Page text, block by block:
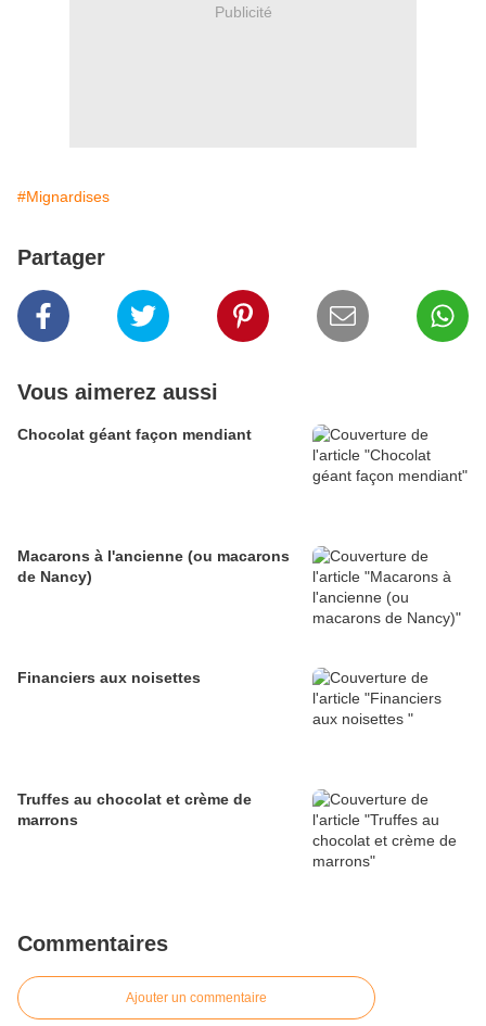
Publicité
#Mignardises
Partager
Vous aimerez aussi
Chocolat géant façon mendiant
Macarons à l'ancienne (ou macarons
de Nancy)
Financiers aux noisettes
Truffes au chocolat et crème de
marrons
Commentaires
Ajouter un commentaire